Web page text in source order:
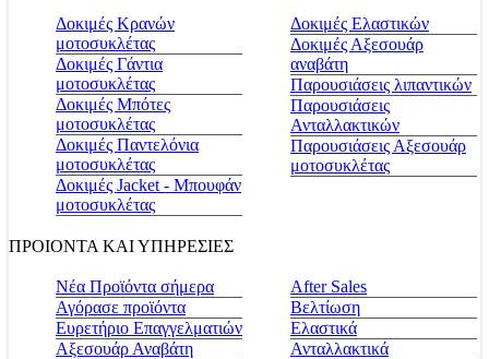
Δοκιμές Κρανών
μοτοσυκλέτας
Δοκιμές Γάντια
μοτοσυκλέτας
Δοκιμές Μπότες
μοτοσυκλέτας
Δοκιμές Παντελόνια
μοτοσυκλέτας
Δοκιμές Jacket - Μπουφάν
μοτοσυκλέτας
Δοκιμές Ελαστικών
Δοκιμές Αξεσουάρ
αναβάτη
Παρουσιάσεις λιπαντικών
Παρουσιάσεις
Ανταλλακτικών
Παρουσιάσεις Αξεσουάρ
μοτοσυκλέτας
ΠΡΟΙΟΝΤΑ ΚΑΙ ΥΠΗΡΕΣΙΕΣ
Νέα Προϊόντα σήμερα
Αγόρασε προϊόντα
Ευρετήριο Επαγγελματιών
Αξεσουάρ Αναβάτη
Αfter Sales
Βελτίωση
Ελαστικά
Ανταλλακτικά